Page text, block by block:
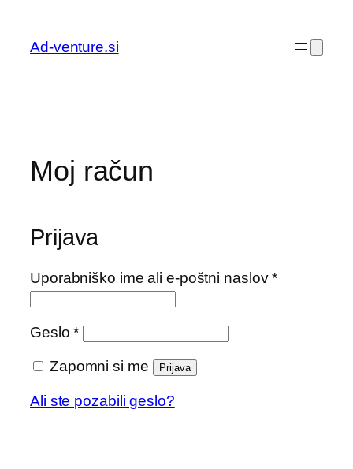
vsebino
Ad-venture.si
Moj račun
Prijava
Uporabniško ime ali e-poštni naslov*Zahtevano
Geslo*Zahtevano
Zapomni si me Prijava
Ali ste pozabili geslo?